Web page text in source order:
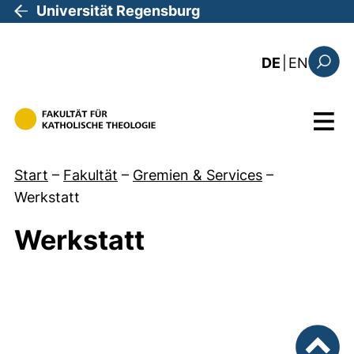
Direkt zum Inhalt
Universität Regensburg
DE EN: the
Menü
Start – Fakultät – Gremien & Services –
Werkstatt
Werkstatt